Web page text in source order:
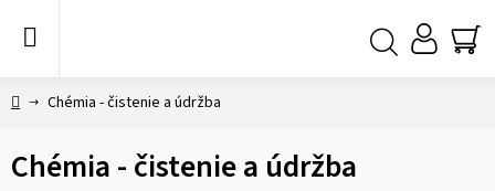
DomovChémia - čistenie a údržba
Chémia - čistenie a údržba